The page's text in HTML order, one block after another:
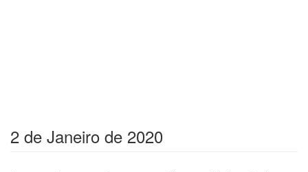
2 de Janeiro de 2020